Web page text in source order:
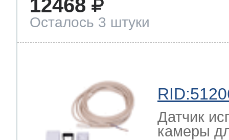
12468
Осталось 3 штуки
Датчик
камеры